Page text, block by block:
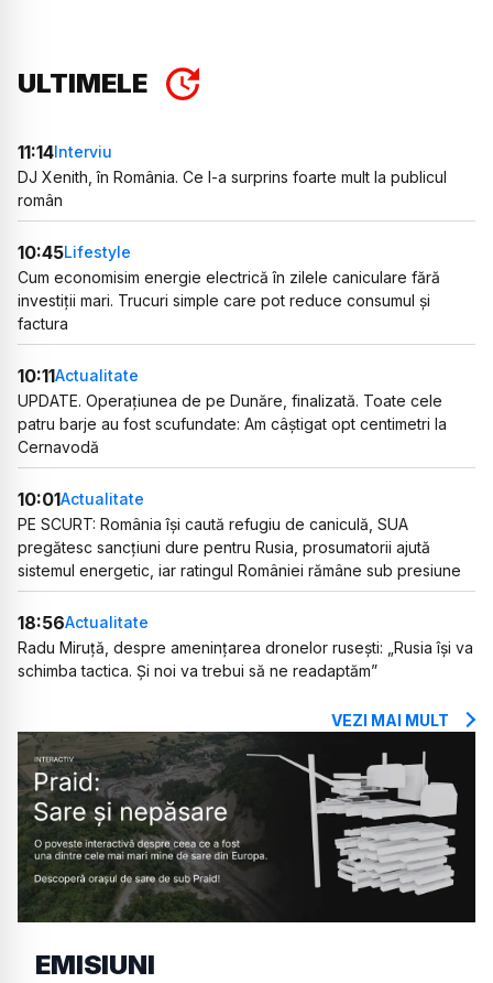
ULTIMELE
11:14Interviu
DJ Xenith, în România. Ce l-a surprins foarte mult la publicul
român
10:45Lifestyle
Cum economisim energie electrică în zilele caniculare fără
investiții mari. Trucuri simple care pot reduce consumul și
factura
10:11Actualitate
UPDATE. Operațiunea de pe Dunăre, finalizată. Toate cele
patru barje au fost scufundate: Am câștigat opt centimetri la
Cernavodă
10:01Actualitate
PE SCURT: România își caută refugiu de caniculă, SUA
pregătesc sancțiuni dure pentru Rusia, prosumatorii ajută
sistemul energetic, iar ratingul României rămâne sub presiune
18:56Actualitate
Radu Miruță, despre amenințarea dronelor rusești: „Rusia își va
schimba tactica. Și noi va trebui să ne readaptăm”
VEZI MAI MULT
EMISIUNI